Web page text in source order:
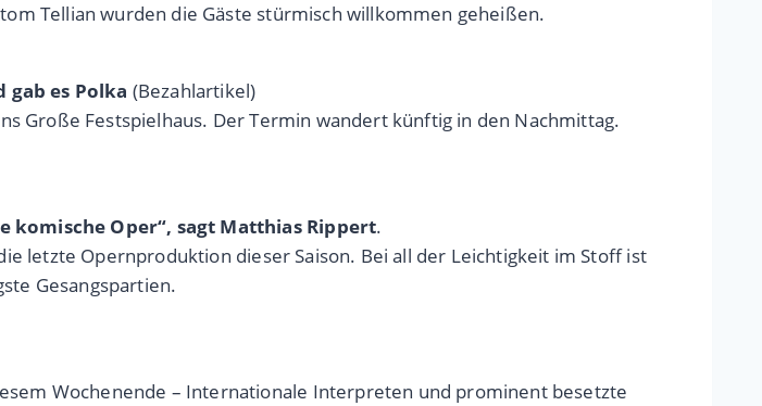
Tellian wurden die Gäste stürmisch willkommen geheißen.
es Polka (Bezahlartikel)
Große Festspielhaus. Der Termin wandert künftig in den Nachmittag.
komische Oper“, sagt Matthias Rippert.
letzte Opernproduktion dieser Saison. Bei all der Leichtigkeit im Stoff ist
Gesangspartien.
Wochenende – Internationale Interpreten und prominent besetzte